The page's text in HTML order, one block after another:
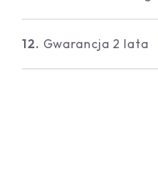
12. Gwarancja 2 lata